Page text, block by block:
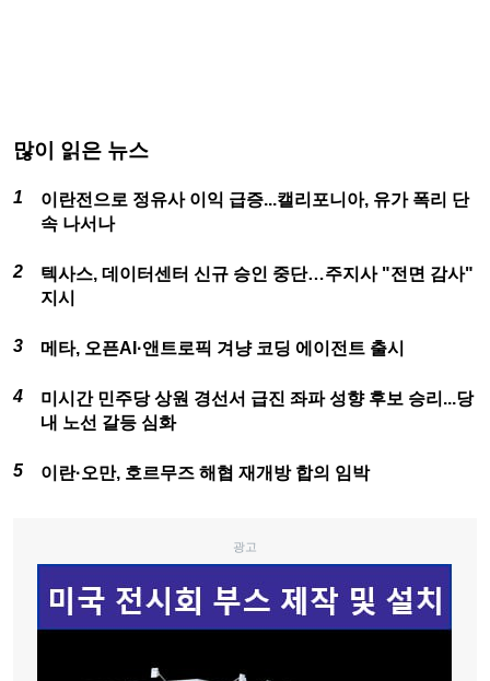
많이 읽은 뉴스
이란전으로 정유사 이익 급증...캘리포니아, 유가 폭리 단
속 나서나
텍사스, 데이터센터 신규 승인 중단…주지사 "전면 감사"
지시
메타, 오픈AI·앤트로픽 겨냥 코딩 에이전트 출시
미시간 민주당 상원 경선서 급진 좌파 성향 후보 승리...당
내 노선 갈등 심화
이란·오만, 호르무즈 해협 재개방 합의 임박